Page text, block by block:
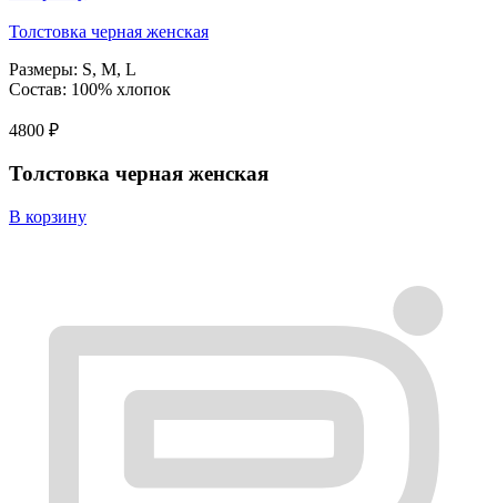
Толстовка черная женская
Размеры: S, M, L
Состав: 100% хлопок
4800 ₽
Толстовка черная женская
В корзину